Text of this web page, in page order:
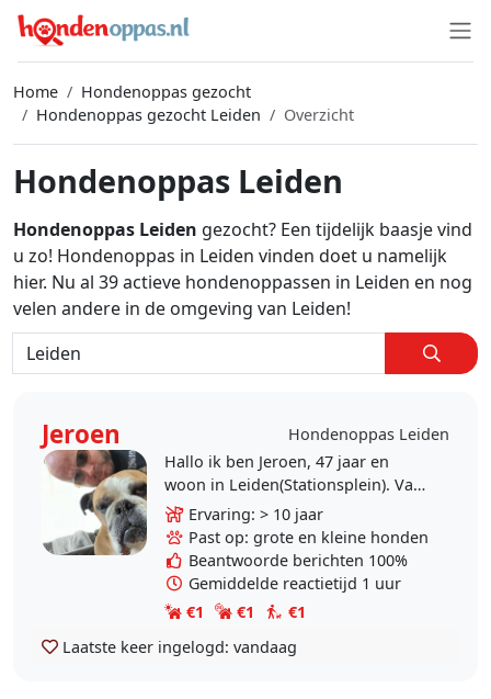
Home
Hondenoppas gezocht
Hondenoppas gezocht Leiden
Overzicht
Hondenoppas Leiden
Hondenoppas Leiden gezocht? Een tijdelijk baasje vind
u zo! Hondenoppas in Leiden vinden doet u namelijk
hier. Nu al 39 actieve hondenoppassen in Leiden en nog
velen andere in de omgeving van Leiden!
Jeroen
Hondenoppas Leiden
Hallo ik ben Jeroen, 47 jaar en
woon in Leiden(Stationsplein). Van
kinds af aan honden liefhebber en
ook zelf heb ik de afgelopen jaren
meerdere..
Ervaring: > 10 jaar
Past op: grote en kleine honden
Beantwoorde berichten 100%
Gemiddelde reactietijd 1 uur
€1
€1
€1
Laatste keer ingelogd: vandaag